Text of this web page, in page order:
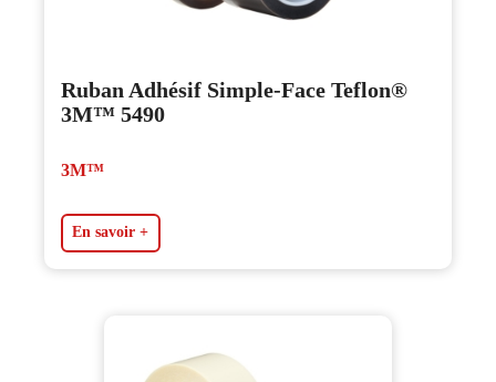
Ruban Adhésif Simple-Face Teflon®
3M™ 5490
3M™
En savoir +